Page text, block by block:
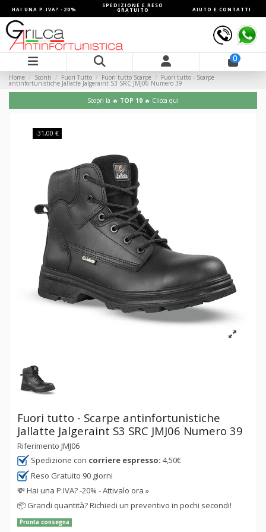
HAI UNA P.IVA? -20%
SPEDIZIONE E RESO
GRATUITO AIUTO E CONTATTI
0
Home Sconti Fuori Tutto Fuori tutto Scarpe Fuori tutto - Scarpe
antinfortunistiche Jallatte Jalgeraint S3 SRC JMJ06 Numero 39
Scopri la 🔥 TOP 10 🔥 Clicca qui
-31,00 €
Fuori tutto - Scarpe antinfortunistiche
Jallatte Jalgeraint S3 SRC JMJ06 Numero 39
Riferimento JMJ06
Spedizione con corriere espresso: 4,50€
Reso Gratuito 90 giorni
💸Hai una P.IVA? -20% - Attivalo ora »
📦 Grandi quantità? Richiedi un preventivo in pochi secondi!
Pronta consegna